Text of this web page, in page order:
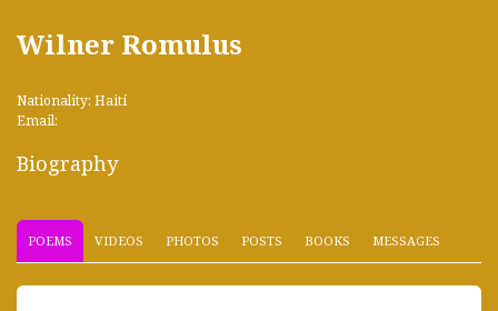
Wilner Romulus
Nationality: Haití
Email:
Biography
POEMS VIDEOS PHOTOS POSTS BOOKS MESSAGES